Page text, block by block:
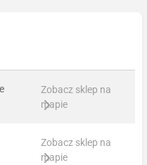
Zobacz sklep na
mapie
Zobacz sklep na
mapie